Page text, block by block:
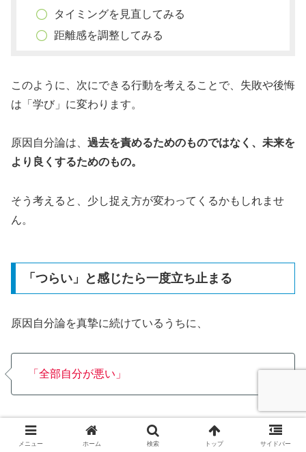
タイミングを見直してみる
距離感を調整してみる
このように、次にできる行動を考えることで、失敗や後悔
は「学び」に変わります。
原因自分論は、 過去を責めるためのものではなく、未来を
より良くするためのもの。
そう考えると、少し捉え方が変わってくるかもしれませ
ん。
「つらい」と感じたら一度立ち止まる
原因自分論を真摯に続けているうちに、
「全部自分が悪い」
という気持ちが強くなってしまうことがあるかもしれませ
ん。
メニュー ホーム 検索 トップ サイドバー